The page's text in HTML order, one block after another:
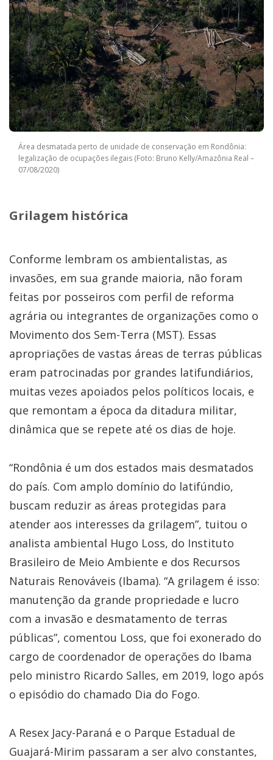
Área desmatada perto de unidade de conservação em Rondônia:
legalização de ocupações ilegais (Foto: Bruno Kelly/Amazônia Real –
07/08/2020)
Grilagem histórica
Conforme lembram os ambientalistas, as
invasões, em sua grande maioria, não foram
feitas por posseiros com perfil de reforma
agrária ou integrantes de organizações como o
Movimento dos Sem-Terra (MST). Essas
apropriações de vastas áreas de terras públicas
eram patrocinadas por grandes latifundiários,
muitas vezes apoiados pelos políticos locais, e
que remontam a época da ditadura militar,
dinâmica que se repete até os dias de hoje.
“Rondônia é um dos estados mais desmatados
do país. Com amplo domínio do latifúndio,
buscam reduzir as áreas protegidas para
atender aos interesses da grilagem”, tuitou o
analista ambiental Hugo Loss, do Instituto
Brasileiro de Meio Ambiente e dos Recursos
Naturais Renováveis (Ibama). “A grilagem é isso:
manutenção da grande propriedade e lucro
com a invasão e desmatamento de terras
públicas”, comentou Loss, que foi exonerado do
cargo de coordenador de operações do Ibama
pelo ministro Ricardo Salles, em 2019, logo após
o episódio do chamado Dia do Fogo.
A Resex Jacy-Paraná e o Parque Estadual de
Guajará-Mirim passaram a ser alvo constantes,